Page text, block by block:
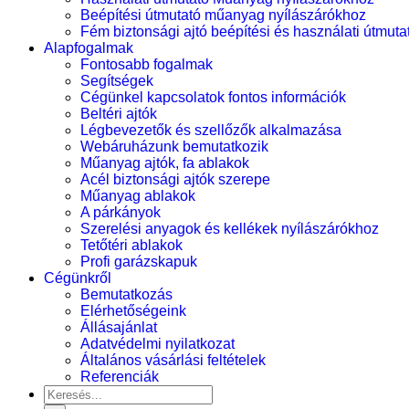
Beépítési útmutató műanyag nyílászárókhoz
Fém biztonsági ajtó beépítési és használati
Alapfogalmak
Fontosabb fogalmak
Segítségek
Cégünkel kapcsolatok fontos információk
Beltéri ajtók
Légbevezetők és szellőzők alkalmazása
Webáruházunk bemutatkozik
Műanyag ajtók, fa ablakok
Acél biztonsági ajtók szerepe
Műanyag ablakok
A párkányok
Szerelési anyagok és kellékek nyílászárókhoz
Tetőtéri ablakok
Profi garázskapuk
Cégünkről
Bemutatkozás
Elérhetőségeink
Állásajánlat
Adatvédelmi nyilatkozat
Általános vásárlási feltételek
Referenciák
Keresés...